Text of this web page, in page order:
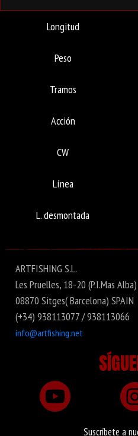
Longitud
Peso
Tramos
Acción
CW
Línea
L. desmontada
ARTFISHING S.L.
Les Pruelles, 18-20 (P.I.Mas Alba)
08870 Sitges( Barcelona) SPAIN
(+34) 938113077 / 938113066
info@artfishing.net
Suscríbete a